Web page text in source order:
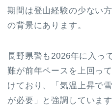
期間は登山経験の少ない
の背景にあります。
長野県警も2026年に入っ
難が前年ペースを上回っ
けており、「気温上昇で
が必要」と強調しています